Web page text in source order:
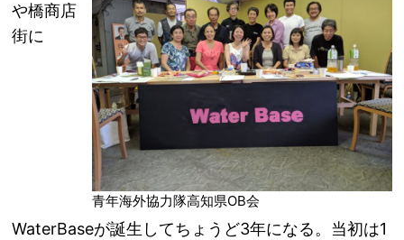
青年海外協力隊高知県OB会
や橋商店
街に
WaterBaseが誕生してちょうど3年になる。当初は1